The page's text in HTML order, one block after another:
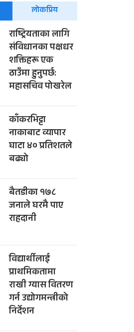
लोकप्रिय
राष्ट्रियताका लागि
संविधानका पक्षधर
शक्तिहरू एक
ठाउँमा हुनुपर्छ:
महासचिव पोखरेल
काँकरभिट्टा
नाकाबाट व्यापार
घाटा ४० प्रतिशतले
बढ्यो
बैतडीका १७८
जनाले घरमै पाए
राहदानी
विद्यार्थीलाई
प्राथमिकतामा
राखी ग्यास वितरण
गर्न उद्योगमन्त्रीको
निर्देशन